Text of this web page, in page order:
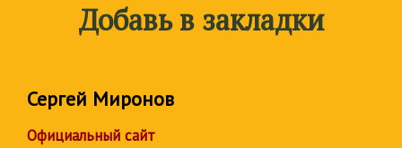
Добавь в закладки
Сергей Миронов
Официальный сайт